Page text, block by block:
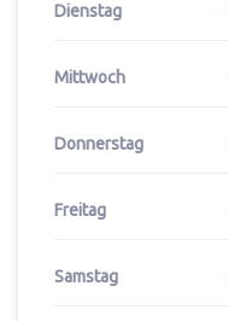
Dienstag
Mittwoch
Donnerstag
Freitag
Samstag